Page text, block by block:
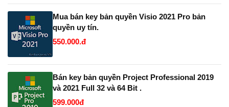
Mua bán key bản quyền Visio 2021 Pro bản
quyền uy tín.
550.000.đ
Bán key bản quyền Project Professional 2019
và 2021 Full 32 và 64 Bit .
599.000đ